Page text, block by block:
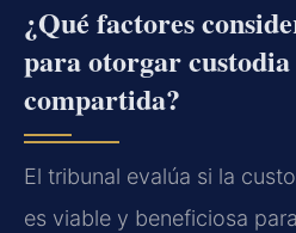
¿Qué factores
para otorgar
compartida?
El tribunal evalúa si la
es viable y beneficiosa